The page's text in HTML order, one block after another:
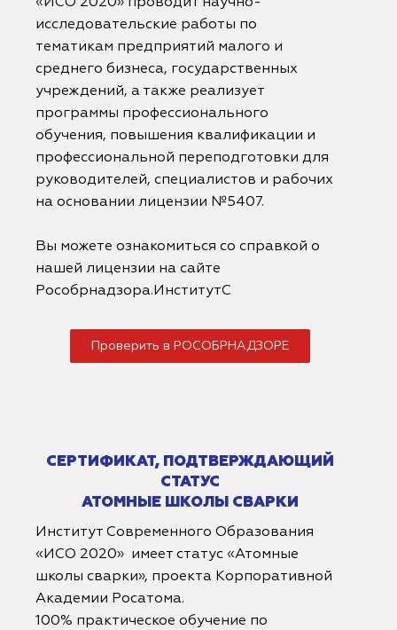
«ИСО 2020» проводит научно-
исследовательские работы по
тематикам предприятий малого и
среднего бизнеса, государственных
учреждений, а также реализует
программы профессионального
обучения, повышения квалификации и
профессиональной переподготовки для
руководителей, специалистов и рабочих
на основании лицензии №5407.
Вы можете ознакомиться со справкой о
нашей лицензии на сайте
Рособрнадзора.ИнститутС
Проверить в РОСОБРНАДЗОРЕ
СЕРТИФИКАТ, ПОДТВЕРЖДАЮЩИЙ
СТАТУС
АТОМНЫЕ ШКОЛЫ СВАРКИ
Институт Современного Образования
«ИСО 2020» имеет статус «Атомные
школы сварки», проекта Корпоративной
Академии Росатома.
100% практическое обучение по